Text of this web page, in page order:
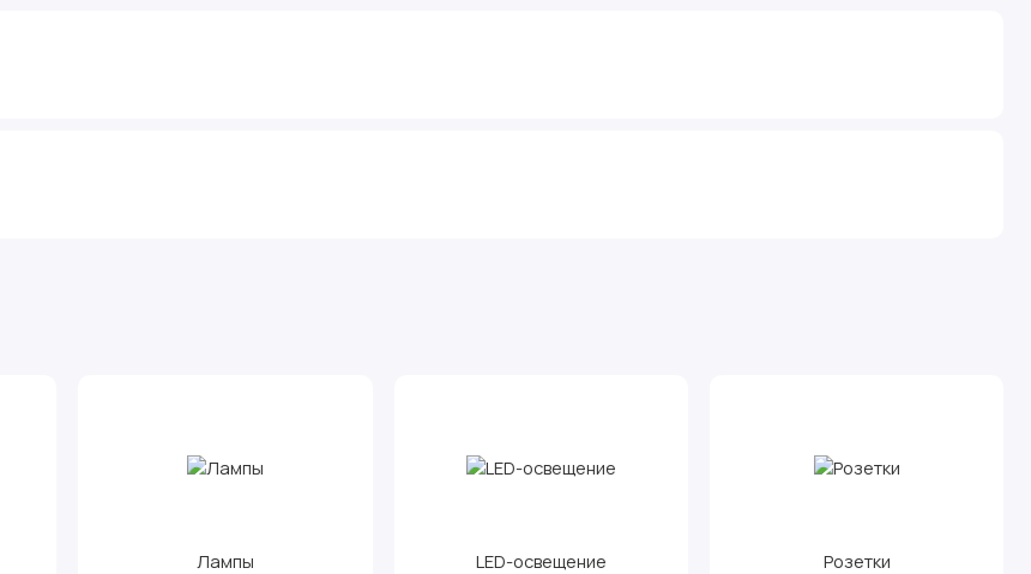
Лампы LED-освещение Розетки